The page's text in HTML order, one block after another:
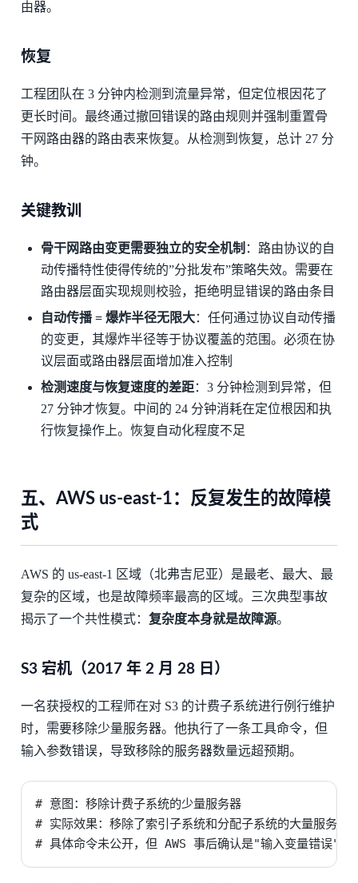
由器。
恢复
工程团队在 3 分钟内检测到流量异常，但定位根因花了
更长时间。最终通过撤回错误的路由规则并强制重置骨
干网路由器的路由表来恢复。从检测到恢复，总计 27 分
钟。
关键教训
骨干网路由变更需要独立的安全机制 ：路由协议的自
动传播特性使得传统的”分批发布”策略失效。需要在
路由器层面实现规则校验，拒绝明显错误的路由条目
自动传播 = 爆炸半径无限大：任何通过协议自动传播
的变更，其爆炸半径等于协议覆盖的范围。必须在协
议层面或路由器层面增加准入控制
检测速度与恢复速度的差距：3 分钟检测到异常，但
27 分钟才恢复。中间的 24 分钟消耗在定位根因和执
行恢复操作上。恢复自动化程度不足
五、AWS us-east-1：反复发生的故障模
式
AWS 的 us-east-1 区域（北弗吉尼亚）是最老、最大、最
复杂的区域，也是故障频率最高的区域。三次典型事故
揭示了一个共性模式： 复杂度本身就是故障源。
S3 宕机（2017 年 2 月 28 日）
一名获授权的工程师在对 S3 的计费子系统进行例行维护
时，需要移除少量服务器。他执行了一条工具命令，但
输入参数错误，导致移除的服务器数量远超预期。
# 意图：移除计费子系统的少量服务器
# 实际效果：移除了索引子系统和分配子系统的大量服务器
# 具体命令未公开，但 AWS 事后确认是"输入变量错误"